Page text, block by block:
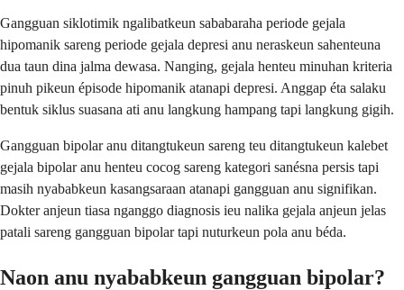
Gangguan siklotimik ngalibatkeun sababaraha periode gejala
hipomanik sareng periode gejala depresi anu neraskeun sahenteuna
dua taun dina jalma dewasa. Nanging, gejala henteu minuhan kriteria
pinuh pikeun épisode hipomanik atanapi depresi. Anggap éta salaku
bentuk siklus suasana ati anu langkung hampang tapi langkung gigih.
Gangguan bipolar anu ditangtukeun sareng teu ditangtukeun kalebet
gejala bipolar anu henteu cocog sareng kategori sanésna persis tapi
masih nyababkeun kasangsaraan atanapi gangguan anu signifikan.
Dokter anjeun tiasa nganggo diagnosis ieu nalika gejala anjeun jelas
patali sareng gangguan bipolar tapi nuturkeun pola anu béda.
Naon anu nyababkeun gangguan bipolar?